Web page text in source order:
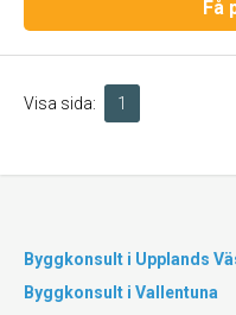
Få
Visa sida: 1
Byggkonsult i Upplands
Byggkonsult i Vallentuna